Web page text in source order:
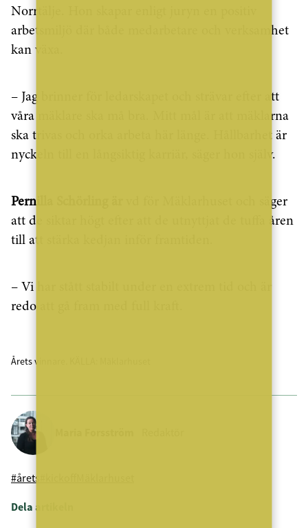
Norrtälje. Hon skapar enligt juryn en positiv
arbetsmiljö där både medarbetare och verksamhet
kan växa.
– Jag brinner för ledarskapet och strävar efter att
våra mäklare ska må bra. Mitt mål är att mäklarna
ska trivas och orka arbeta här länge. Hållbarhet är
nyckeln till en långsiktig karriär, säger hon själv.
Pernilla Schörling är
vd för Mäklarhuset och säger
att de siktar högt efter att de utnyttjat de tuffa åren
till att stärka kedjan inför framtiden.
– Vi har stått stabilt under en extrem tid och är
redo att gå fram med full kraft.
Årets vinnare. KÄLLA: Mäklarhuset
#årets
Dela artikeln